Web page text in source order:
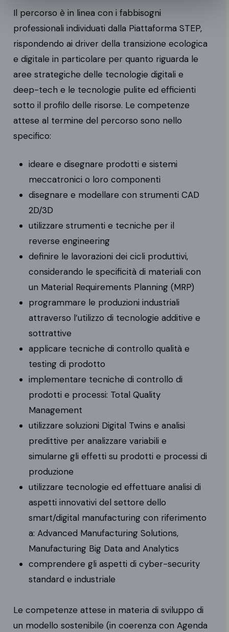
Il percorso è in linea con i fabbisogni
professionali individuati dalla Piattaforma STEP,
rispondendo ai driver della transizione ecologica
e digitale in particolare per quanto riguarda le
aree strategiche delle tecnologie digitali e
deep-tech e le tecnologie pulite ed efficienti
sotto il profilo delle risorse. Le competenze
attese al termine del percorso sono nello
specifico:
ideare e disegnare prodotti e sistemi
meccatronici o loro componenti
disegnare e modellare con strumenti CAD
2D/3D
utilizzare strumenti e tecniche per il
reverse engineering
definire le lavorazioni dei cicli produttivi,
considerando le specificità di materiali con
un Material Requirements Planning (MRP)
programmare le produzioni industriali
attraverso l’utilizzo di tecnologie additive e
sottrattive
applicare tecniche di controllo qualità e
testing di prodotto
implementare tecniche di controllo di
prodotti e processi: Total Quality
Management
utilizzare soluzioni Digital Twins e analisi
predittive per analizzare variabili e
simularne gli effetti su prodotti e processi di
produzione
utilizzare tecnologie ed effettuare analisi di
aspetti innovativi del settore dello
smart/digital manufacturing con riferimento
a: Advanced Manufacturing Solutions,
Manufacturing Big Data and Analytics
comprendere gli aspetti di cyber-security
standard e industriale
Le competenze attese in materia di sviluppo di
un modello sostenibile (in coerenza con Agenda